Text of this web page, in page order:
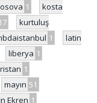
1
kosta
kurtuluş
1
latin
liberya 1
1
mayın 51
Ekren 1